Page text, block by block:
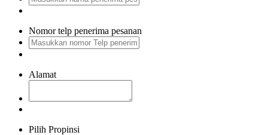
Nomor telp penerima pesanan
Alamat
Pilih Propinsi